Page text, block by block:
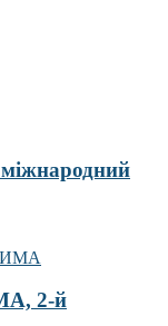
2-й